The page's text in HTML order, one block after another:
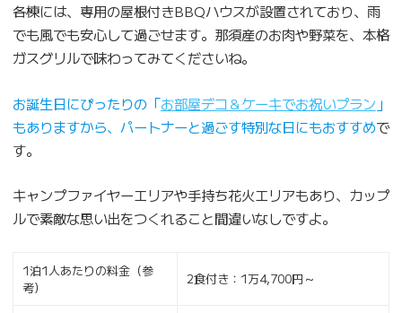
各棟には、専用の屋根付きBBQハウスが設置されており、雨
でも風でも安心して過ごせます。那須産のお肉や野菜を、本格
ガスグリルで味わってみてくださいね。
お誕生日にぴったりの「お部屋デコ＆ケーキでお祝いプラン 」
もありますから、パートナーと過ごす特別な日にもおすすめで
す。
キャンプファイヤーエリアや手持ち花火エリアもあり、カップ
ルで素敵な思い出をつくれること間違いなしですよ。
1泊1人あたりの料金（参
考）
2食付き：1万4,700円～